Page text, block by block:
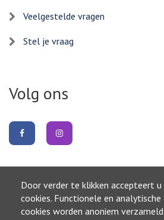
Door verder te klikken accepteert u
cookies. Functionele en analytische
cookies worden anoniem verzameld
Veelgestelde vragen
Stel je vraag
Volg ons
ons ons
Naar boven